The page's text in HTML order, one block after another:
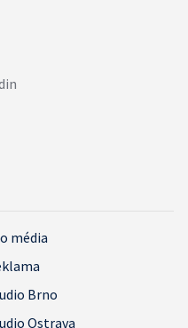
média
Brno
Ostrava